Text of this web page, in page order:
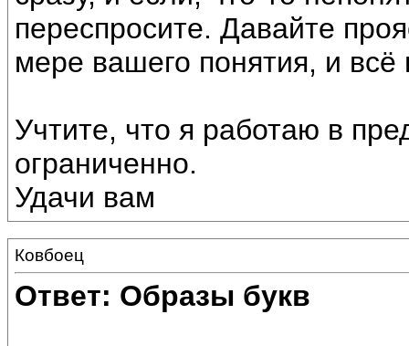
переспросите. Давайте
мере вашего понятия, и всё
Учтите, что я работаю в
ограниченно.
Удачи вам
Ковбоец
Ответ: Образы букв